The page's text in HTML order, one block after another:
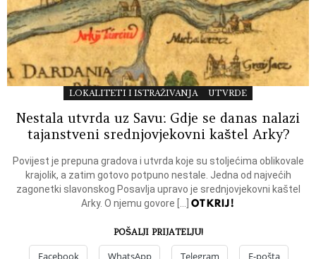
LOKALITETI I ISTRAŽIVANJA UTVRDE
Nestala utvrda uz Savu: Gdje se danas nalazi
tajanstveni srednjovjekovni kaštel Arky?
Povijest je prepuna gradova i utvrda koje su stoljećima oblikovale
krajolik, a zatim gotovo potpuno nestale. Jedna od najvećih
zagonetki slavonskog Posavlja upravo je srednjovjekovni kaštel
Arky. O njemu govore […] OTKRIJ!
POŠALJI PRIJATELJU!
Facebook WhatsApp Telegram E-pošta